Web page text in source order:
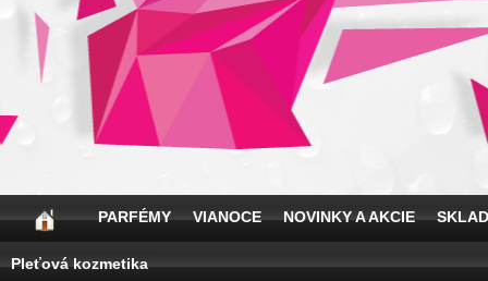
PARFÉMY VIANOCE NOVINKY A AKCIE
Pleťová kozmetika